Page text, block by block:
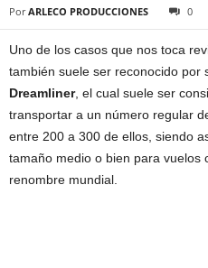
Por ARLECO PRODUCCIONES 0
Uno de los casos que nos toca
también suele ser reconocido por
Dreamliner, el cual suele ser
transportar a un número regular
entre 200 a 300 de ellos, siendo
tamaño medio o bien para vuelos
renombre mundial.